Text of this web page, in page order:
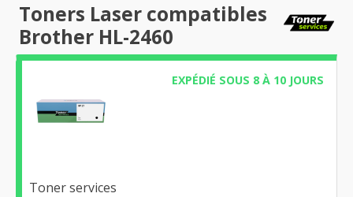
Toners Laser compatibles
Brother HL-2460
EXPÉDIÉ SOUS 8 À 10 JOURS
Toner services